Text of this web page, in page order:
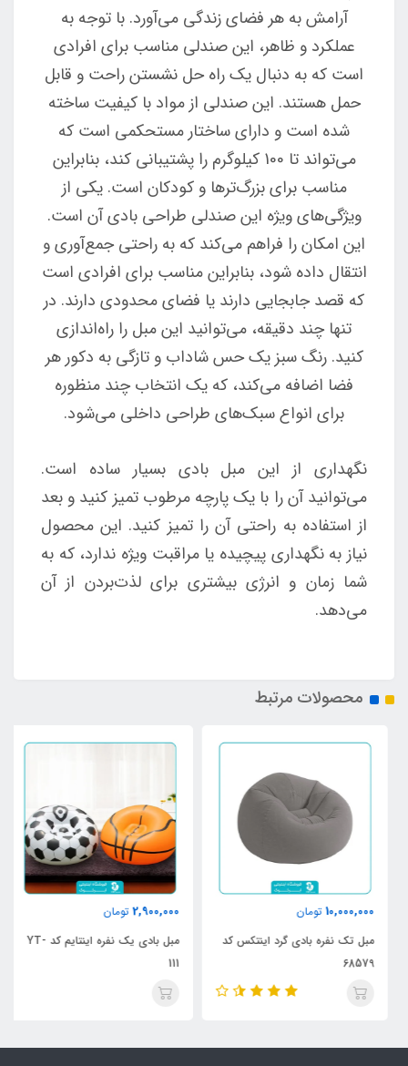
آرامش به هر فضای زندگی می‌آورد. با توجه به
عملکرد و ظاهر، این صندلی مناسب برای افرادی
است که به دنبال یک راه حل نشستن راحت و قابل
حمل هستند. این صندلی از مواد با کیفیت ساخته
شده است و دارای ساختار مستحکمی است که
می‌تواند تا 100 کیلوگرم را پشتیبانی کند، بنابراین
مناسب برای بزرگ‌ترها و کودکان است. یکی از
ویژگی‌های ویژه این صندلی طراحی بادی آن است.
این امکان را فراهم می‌کند که به راحتی جمع‌آوری و
انتقال داده شود، بنابراین مناسب برای افرادی است
که قصد جابجایی دارند یا فضای محدودی دارند. در
تنها چند دقیقه، می‌توانید این مبل را راه‌اندازی
کنید. رنگ سبز یک حس شاداب و تازگی به دکور هر
فضا اضافه می‌کند، که یک انتخاب چند منظوره
برای انواع سبک‌های طراحی داخلی می‌شود.
نگهداری از این مبل بادی بسیار ساده است.
می‌توانید آن را با یک پارچه مرطوب تمیز کنید و بعد
از استفاده به راحتی آن را تمیز کنید. این محصول
نیاز به نگهداری پیچیده یا مراقبت ویژه ندارد، که به
شما زمان و انرژی بیشتری برای لذت‌بردن از آن
می‌دهد.
محصولات مرتبط
10,000,000 تومان
مبل تک نفره بادی گرد اینتکس کد
68579
2,900,000 تومان
مبل بادی یک نفره اینتایم کد YT-
111